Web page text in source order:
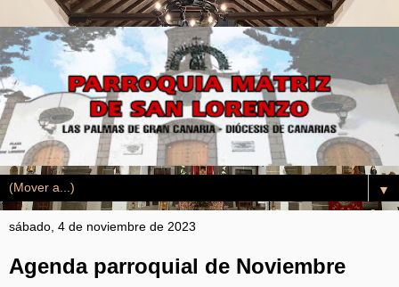
▼
sábado, 4 de noviembre de 2023
Agenda parroquial de Noviembre